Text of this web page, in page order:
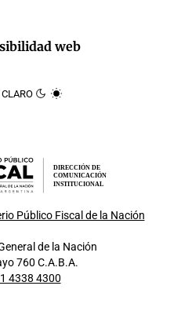
web
DIRECCIÓN DE
COMUNICACIÓN
INSTITUCIONAL
Público Fiscal de la Nación
de la Nación
760 C.A.B.A.
4338 4300